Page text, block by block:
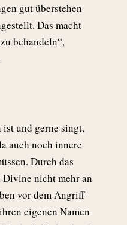
gut überstehen
Das macht
behandeln“,
und gerne singt,
auch noch innere
Durch das
Divine nicht mehr an
vor dem Angriff
eigenen Namen